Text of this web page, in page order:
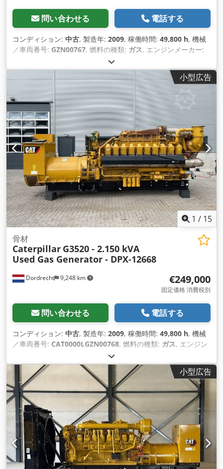
問い合わせる 電話する
コンディション: 中古, 製造年: 2009, 稼働時間: 49,800 h, 機械
／車両番号: GZN00767, 燃料の種類: ガス, エンジンメーカー:
小型広告
1 / 15
Dordrecht 9,248 km
骨材
Caterpillar G3520 - 2.150 kVA
Used Gas Generator - DPX-12668
€249,000
固定価格 消費税別
問い合わせる 電話する
コンディション: 中古, 製造年: 2009, 稼働時間: 49,800 h, 機械
／車両番号: CAT0000LGZN00768, 燃料の種類: ガス, エンジン
,
小型広告